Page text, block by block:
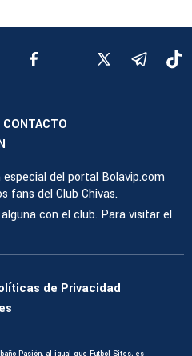
CONTACTO |
del portal Bolavip.com
fans del Club Chivas.
con el club. Para visitar el
de Privacidad